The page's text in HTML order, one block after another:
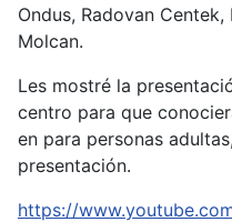
Ondus, Radovan
Molcan.
Les mostré la
centro para que
en para personas
presentación.
https://